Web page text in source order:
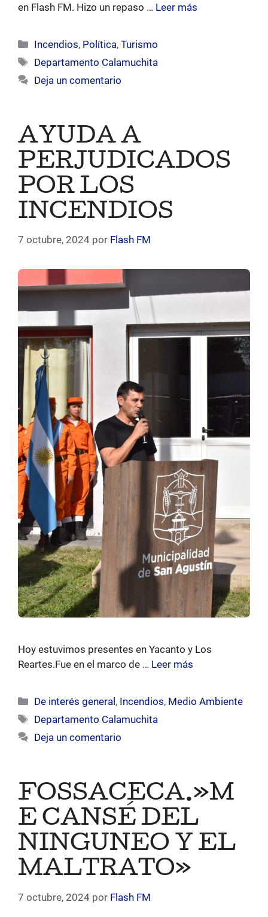
en Flash FM. Hizo un repaso … Leer más
Categorías
Incendios, Política,Turismo
Etiquetas
Departamento Calamuchita
Deja un comentario
AYUDA A
PERJUDICADOS
POR LOS
INCENDIOS
7 octubre, 2024 por Flash FM
Hoy estuvimos presentes en Yacanto y Los
Reartes.Fue en el marco de … Leer más
Categorías
De interés general , Incendios, Medio Ambiente
Etiquetas
Departamento Calamuchita
Deja un comentario
FOSSACECA.»M
E CANSÉ DEL
NINGUNEO Y EL
MALTRATO»
7 octubre, 2024 por Flash FM